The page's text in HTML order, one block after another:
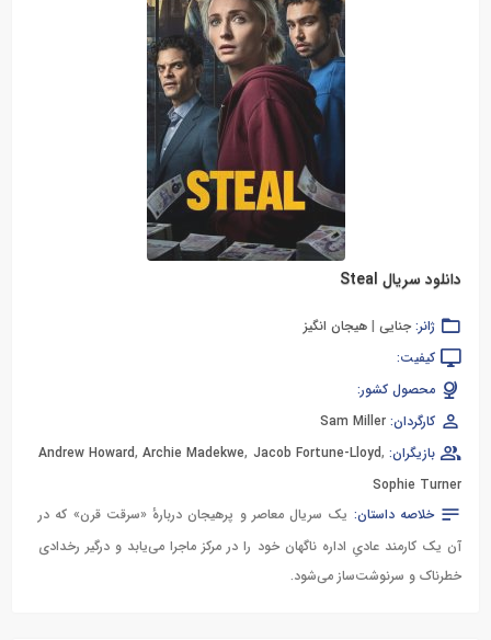
دانلود سریال Steal
ژانر: جنایی | هیجان انگیز
کیفیت:
محصول کشور:
کارگردان: Sam Miller
بازیگران:
Andrew Howard,Archie Madekwe, Jacob Fortune-Lloyd,
Sophie Turner
خلاصه داستان: یک سریال معاصر و پرهیجان دربارهٔ «سرقت قرن» که در
آن یک کارمند عادیِ اداره ناگهان خود را در مرکز ماجرا می‌یابد و درگیر رخدادی
خطرناک و سرنوشت‌ساز می‌شود.